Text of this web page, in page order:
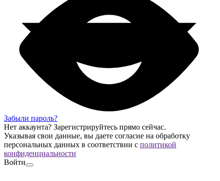
Забыли пароль?
Нет аккаунта? Зарегистрируйтесь прямо сейчас.
Указывая свои данные, вы даете согласие на обработку
персональных данных в соответствии с политикой
конфиденциальности
Войти